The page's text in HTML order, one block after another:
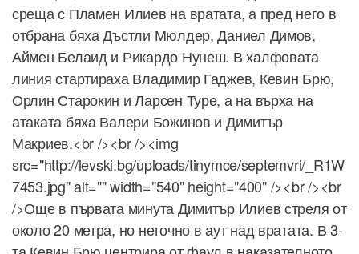
среща с Пламен Илиев на вратата, а пред него в
отбрана бяха Дъстли Мюлдер, Даниел Димов,
Аймен Белаид и Рикардо Нунеш. В халфовата
линия стартираха Владимир Гаджев, Кевин Брю,
Орлин Старокин и Ларсен Туре, а на върха на
атаката бяха Валери Божинов и Димитър
Макриев.<br /><br /><img
src="http://levski.bg/uploads/tinymce/septemvri/_R1W
7453.jpg" alt="" width="540" height="400" /><br /><br
/>Още в първата минута Димитър Илиев стреля от
около 20 метра, но неточно в аут над вратата. В 3-